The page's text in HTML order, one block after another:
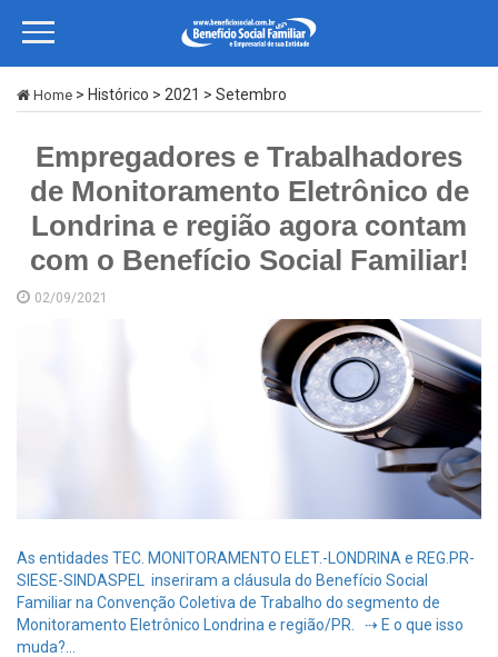
Home > Histórico > 2021 > Setembro
Empregadores e Trabalhadores
de Monitoramento Eletrônico de
Londrina e região agora contam
com o Benefício Social Familiar!
02/09/2021
As entidades TEC. MONITORAMENTO ELET.-LONDRINA e REG.PR-
SIESE-SINDASPEL inseriram a cláusula do Benefício Social
Familiar na Convenção Coletiva de Trabalho do segmento de
Monitoramento Eletrônico Londrina e região/PR. ⇢ E o que isso
muda?...